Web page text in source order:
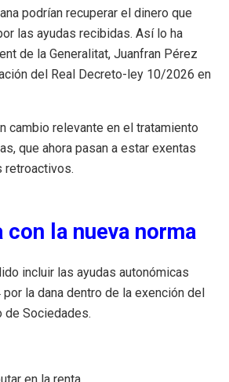
podrían recuperar el dinero que
las ayudas recibidas. Así lo ha
de la Generalitat, Juanfran Pérez
del Real Decreto-ley 10/2026 en
cambio relevante en el tratamiento
que ahora pasan a estar exentas
retroactivos.
con la nueva norma
incluir las ayudas autonómicas
la dana dentro de la exención del
de Sociedades.